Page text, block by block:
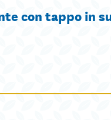
con tappo in